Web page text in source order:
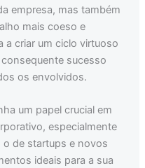
empresa, mas também
mais coeso e
a criar um ciclo virtuoso
sucesso
os envolvidos.
um papel crucial em
especialmente
o de startups e novos
ideais para a sua